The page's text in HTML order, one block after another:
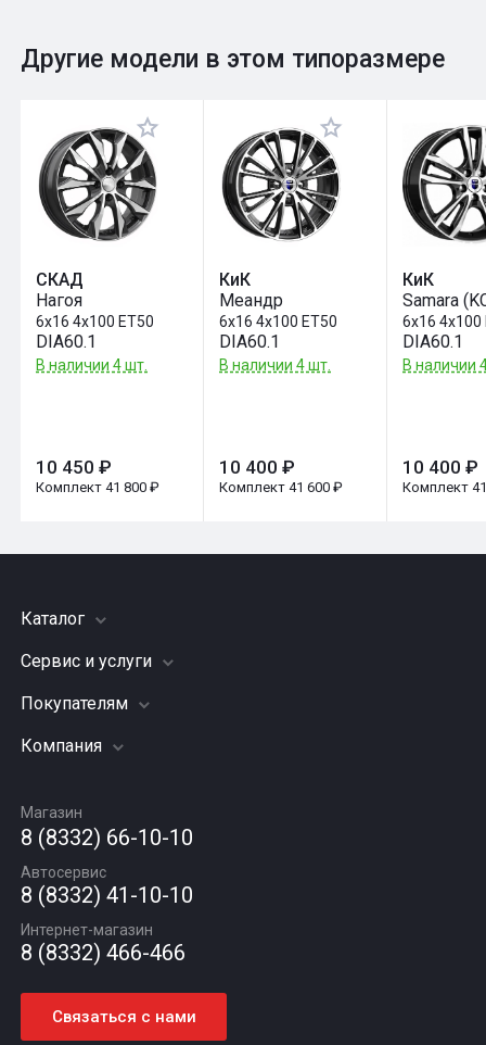
Оставить отзыв
Общий рейтинг 0
Другие модели в этом типоразмере
СКАД
Нагоя
6x16 4x100 ET50
DIA60.1
В наличии 4 шт.
10 450 ₽
Комплект 41 800 ₽
КиК
Меандр
6x16 4x100 ET50
DIA60.1
В наличии 4 шт.
10 400 ₽
Комплект 41 600 ₽
КиК
Samara
6x16 4x100
DIA60.1
В наличии
10 400 ₽
Комплект
Каталог
Шины
Грузовые шины
Диски
Автомасла
Сервис и услуги
Заправка кондиционера
Подвеска (ходовая часть)
Шиномонтаж
Покупателям
Акции
Гарантии и возврат
Компания
Вакансии
Новости
Статьи
Контакты
Магазин
8 (8332) 66-10-10
Автосервис
8 (8332) 41-10-10
Интернет-магазин
8 (8332) 466-466
Связаться с нами